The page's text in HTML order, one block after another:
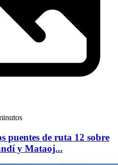
puentes de ruta 12 sobre
y Mataoj...